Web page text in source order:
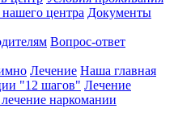
центра Документы
Вопрос-ответ
Лечение Наша главная
"12 шагов" Лечение
наркомании